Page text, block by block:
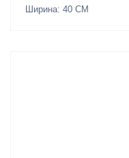
Ширина: 40 СМ